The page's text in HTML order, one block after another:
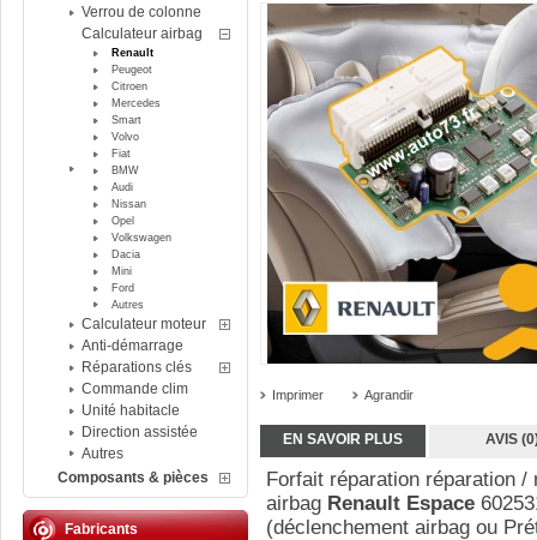
Verrou de colonne
Calculateur airbag
Renault
Peugeot
Citroen
Mercedes
Smart
Volvo
Fiat
BMW
Audi
Nissan
Opel
Volkswagen
Dacia
Mini
Ford
Autres
Calculateur moteur
Anti-démarrage
Réparations clés
Commande clim
Unité habitacle
Direction assistée
Autres
Composants & pièces
Fabricants
Imprimer Agrandir
EN SAVOIR PLUS AVIS
Forfait réparation réparation
airbag Renault Espace
(déclenchement airbag ou